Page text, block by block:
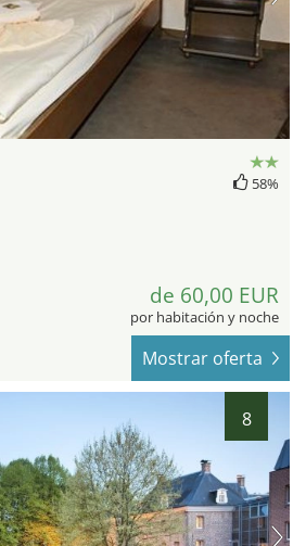
58%
de 60,00 EUR
por habitación y noche
Mostrar oferta
8